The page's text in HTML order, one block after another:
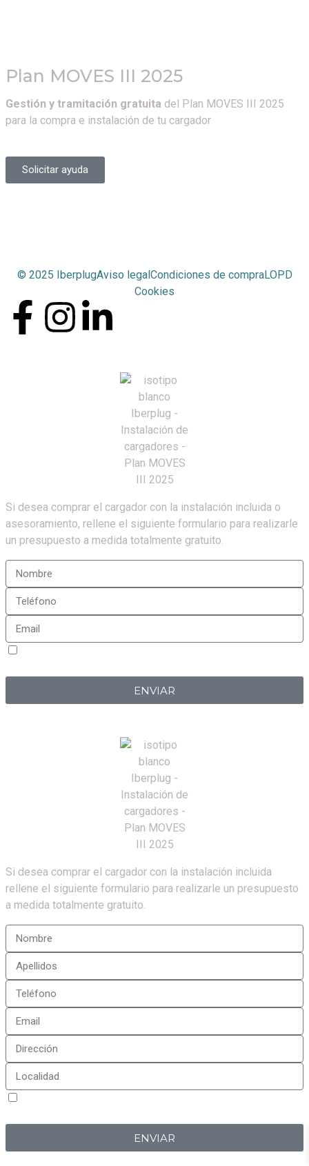
Plan MOVES III 2025
Gestión y tramitación gratuita del Plan MOVES III 2025
para la compra e instalación de tu cargador
Solicitar ayuda
© 2025 IberplugAviso legal Condiciones de compraLOPD
Cookies
Si desea comprar el cargador con la instalación incluida o
asesoramiento, rellene el siguiente formulario para realizarle
un presupuesto a medida totalmente gratuito.
ENVIAR
Si desea comprar el cargador con la instalación incluida
rellene el siguiente formulario para realizarle un presupuesto
a medida totalmente gratuito.
ENVIAR